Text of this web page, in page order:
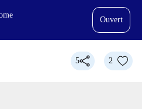
Ouvert
5 2